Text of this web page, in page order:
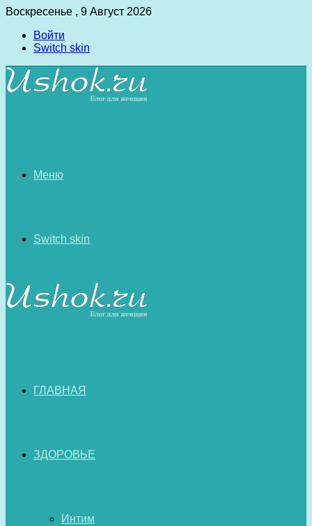
Воскресенье , 9 Август 2026
Войти
Switch skin
Меню
Switch skin
ГЛАВНАЯ
ЗДОРОВЬЕ
Интим